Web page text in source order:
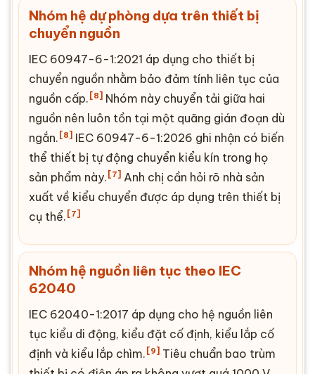
Nhóm hệ dự phòng dựa trên thiết bị
chuyển nguồn
IEC 60947-6-1:2021 áp dụng cho thiết bị
chuyển nguồn nhằm bảo đảm tính liên tục của
nguồn cấp. [8] Nhóm này chuyển tải giữa hai
nguồn nên luôn tồn tại một quãng gián đoạn dù
ngắn. [8] IEC 60947-6-1:2026 ghi nhận có biến
thể thiết bị tự động chuyển kiểu kín trong họ
sản phẩm này. [7] Anh chị cần hỏi rõ nhà sản
xuất về kiểu chuyển được áp dụng trên thiết bị
cụ thể. [7]
Nhóm hệ nguồn liên tục theo IEC
62040
IEC 62040-1:2017 áp dụng cho hệ nguồn liên
tục kiểu di động, kiểu đặt cố định, kiểu lắp cố
định và kiểu lắp chìm. [9] Tiêu chuẩn bao trùm